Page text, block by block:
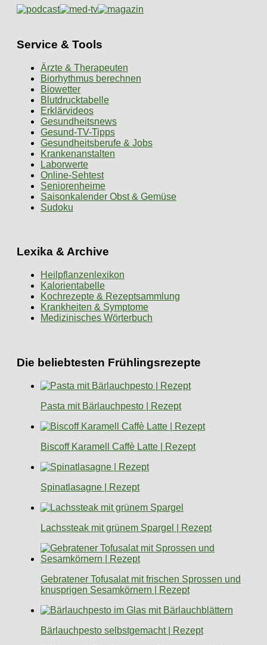
Service & Tools
Ärzte & Therapeuten
Biorhythmus berechnen
Biowetter
Blutdrucktabelle
Erklärvideos
Gesundheitsnews
Gesund-TV-Tipps
Gesundheitsberufe & Jobs
Krankenanstalten
Laborwerte
Online-Sehtest
Seniorenheime
Saisonkalender Obst & Gemüse
Sudoku
Lexika & Archive
Heilpflanzenlexikon
Kalorientabelle
Kochrezepte & Rezeptsammlung
Krankheiten & Symptome
Medizinisches Wörterbuch
Die beliebtesten Frühlingsrezepte
Pasta mit Bärlauchpesto | Rezept
Biscoff Karamell Caffè Latte | Rezept
Spinatlasagne | Rezept
Lachssteak mit grünem Spargel | Rezept
Gebratener Tofusalat mit frischen Sprossen und
knusprigen Sesamkörnern | Rezept
Bärlauchpesto selbstgemacht | Rezept